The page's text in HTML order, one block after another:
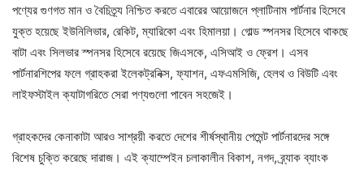
পণ্যের গুণগত মান ও বৈচিত্র্য নিশ্চিত করতে এবারের আয়োজনে প্লাটিনাম পার্টনার হিসেবে
যুক্ত হয়েছে ইউনিলিভার, রেকিট, ম্যারিকো এবং হিমালয়া। গোল্ড স্পনসর হিসেবে থাকছে
বাটা এবং সিলভার স্পনসর হিসেবে রয়েছে জিএসকে, এসিআই ও ফ্রেশ। এসব
পার্টনারশিপের ফলে গ্রাহকরা ইলেকট্রনিক্স, ফ্যাশন, এফএমসিজি, হেলথ ও বিউটি এবং
লাইফস্টাইল ক্যাটাগরিতে সেরা পণ্যগুলো পাবেন সহজেই।
গ্রাহকদের কেনাকাটা আরও সাশ্রয়ী করতে দেশের শীর্ষস্থানীয় পেমেন্ট পার্টনারদের সঙ্গে
বিশেষ চুক্তি করেছে দারাজ। এই ক্যাম্পেইন চলাকালীন বিকাশ, নগদ, ব্র্যাক ব্যাংক